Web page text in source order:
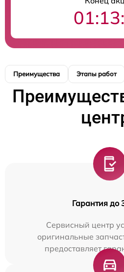
Преимущества Этапы работ
Гарантия до
Сервисный центр
оригинальные
предоставляет